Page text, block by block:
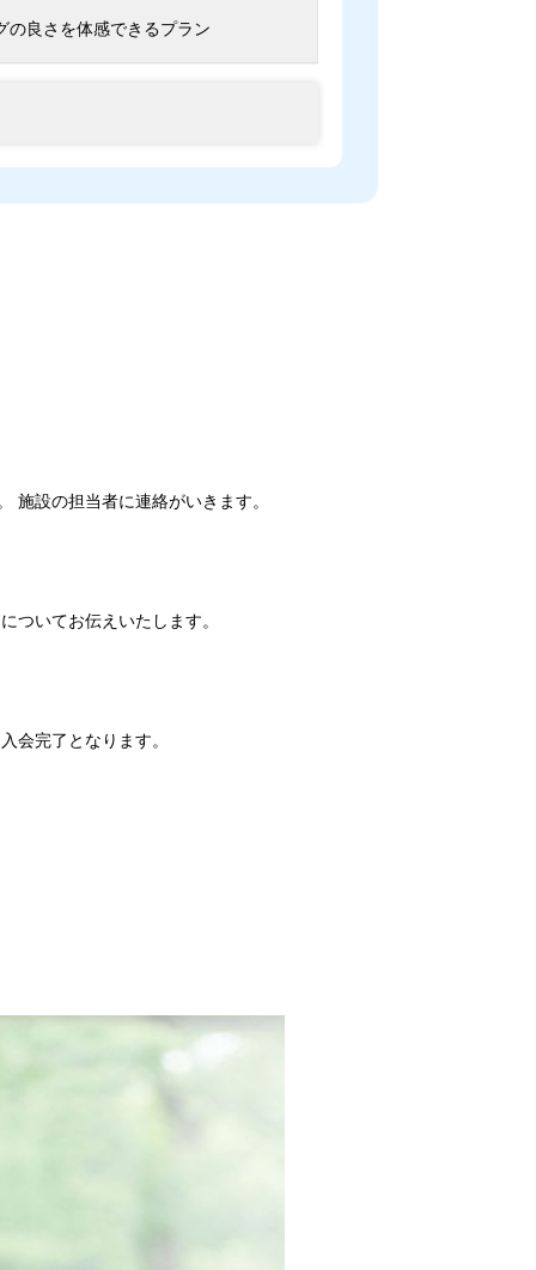
の良さを体感できるプラン
施設の担当者に連絡がいきます。
ついてお伝えいたします。
会完了となります。